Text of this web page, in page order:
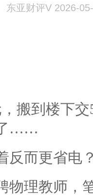
东亚财评V 2026-
搬到楼下
……
反而更省电
物理教师，